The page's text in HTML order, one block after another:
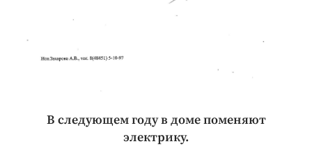
В следующем году в доме поменяют
электрику.